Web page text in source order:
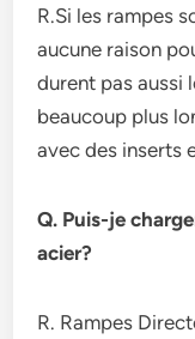
R.Si les rampes
aucune raison
durent pas aussi
beaucoup plus
avec des inserts
Q. Puis-je
acier?
R. Rampes